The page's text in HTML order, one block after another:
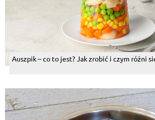
Auszpik – co to jest? Jak zrobić i czym różni